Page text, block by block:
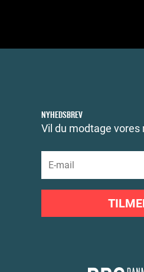
NYHEDSBREV
Vil du modtage vores